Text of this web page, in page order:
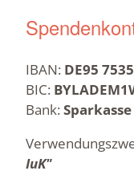
IBAN: DE95
BIC:
Bank:
IuK"